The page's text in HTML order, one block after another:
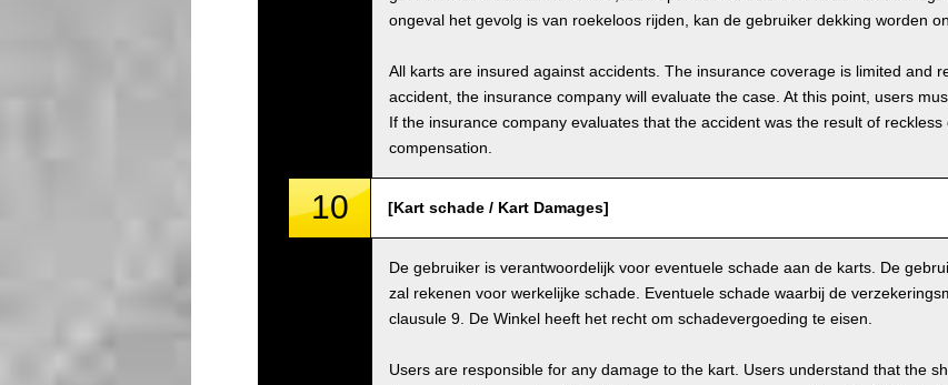
ongeval het gevolg is van roekeloos rijden, kan de gebruiker dekking worden
All karts are insured against accidents. The insurance coverage is limited and
accident, the insurance company will evaluate the case. At this point, users
If the insurance company evaluates that the accident was the result of
compensation.
10 [Kart schade / Kart Damages]
De gebruiker is verantwoordelijk voor eventuele schade aan de karts. De
zal rekenen voor werkelijke schade. Eventuele schade waarbij de
clausule 9. De Winkel heeft het recht om schadevergoeding te eisen.
Users are responsible for any damage to the kart. Users understand that the